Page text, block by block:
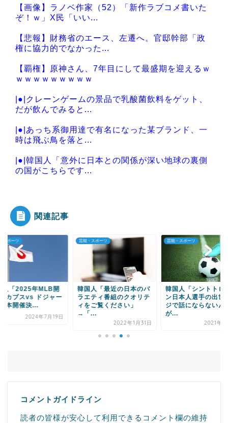
【画像】ラノベ作家（52）「新作ラブコメ書いた
ぞ！ｗ」X民「いい...
【悲報】財務省のエース、左遷へ。官邸幹部「政
権に協力的でなかった...
【覇権】原神さん、7年目にして最盛期を迎えるｗ
ｗｗｗｗｗｗｗｗｗ
|●|クレーンゲームの景品で乳酸菌飲料をゲット、
だが飲んでみると...
|●|あっち系御用達で有名になった某ブランド、一
時は飛ぶ鳥を落と...
|●|韓国人「意外に日本との関係が深い地球の裏側
の国がこちらです...
Powered by livedoor 相互RSS
関連記事
スポーツ
人「2025年MLB開
“カブスvs ドジャー
本開催決...
2024年7月19日
芸能・スポーツ
韓国人「最近の日本のバ
ラエティ番組のクオリテ
ィをご覧ください」
→「...
2022年1月31日
芸能・スポーツ
韓国人「シントトロ
ン日本人選手の出世
ジで話にならないん
が...
2021年9
コメントガイドライン
読者の皆様が安心して利用できるコメント欄の維持